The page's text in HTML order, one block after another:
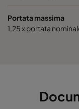
Hi-Flo 1060 ::
Hi-Flo 1060 ::
Portata massima
1,25 x portata